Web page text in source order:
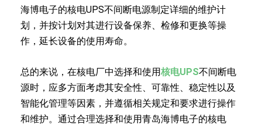
海博电子的核电UPS不间断电源制定详细的维护计
划，并按计划对其进行设备保养、检修和更换等操
作，延长设备的使用寿命。
总的来说，在核电厂中选择和使用核电UPS不间断电
源时，应多方面考虑其安全性、可靠性、稳定性以及
智能化管理等因素，并遵循相关规定和要求进行操作
和维护。通过合理选择和使用青岛海博电子的核电